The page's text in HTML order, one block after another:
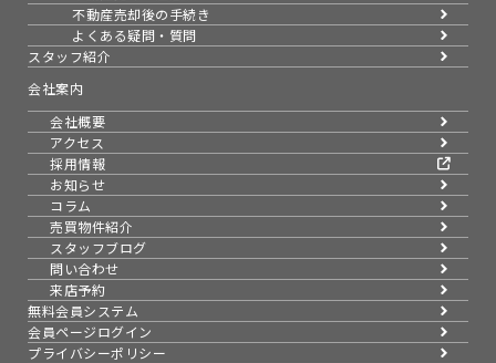
不動産売却後の手続き
よくある疑問・質問
スタッフ紹介
会社案内
会社概要
アクセス
採用情報
お知らせ
コラム
売買物件紹介
スタッフブログ
問い合わせ
来店予約
無料会員システム
会員ページログイン
プライバシーポリシー